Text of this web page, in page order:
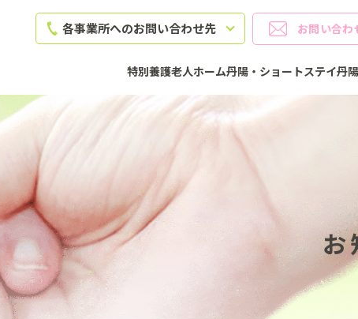
各事業所へのお問い合わせ先 お問い合わ
特別養護老人ホーム丹陽・ショートステイ丹陽
お